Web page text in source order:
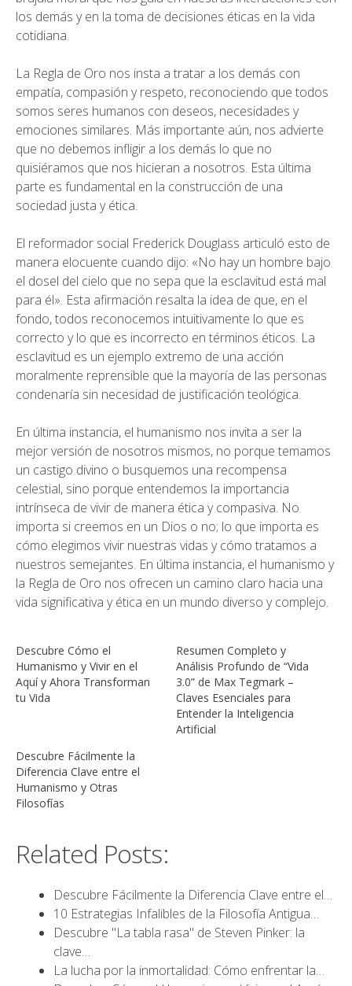
los demás y en la toma de decisiones éticas en la vida
cotidiana.
La Regla de Oro nos insta a tratar a los demás con
empatía, compasión y respeto, reconociendo que todos
somos seres humanos con deseos, necesidades y
emociones similares. Más importante aún, nos advierte
que no debemos infligir a los demás lo que no
quisiéramos que nos hicieran a nosotros. Esta última
parte es fundamental en la construcción de una
sociedad justa y ética.
El reformador social Frederick Douglass articuló esto de
manera elocuente cuando dijo: «No hay un hombre bajo
el dosel del cielo que no sepa que la esclavitud está mal
para él». Esta afirmación resalta la idea de que, en el
fondo, todos reconocemos intuitivamente lo que es
correcto y lo que es incorrecto en términos éticos. La
esclavitud es un ejemplo extremo de una acción
moralmente reprensible que la mayoría de las personas
condenaría sin necesidad de justificación teológica.
En última instancia, el humanismo nos invita a ser la
mejor versión de nosotros mismos, no porque temamos
un castigo divino o busquemos una recompensa
celestial, sino porque entendemos la importancia
intrínseca de vivir de manera ética y compasiva. No
importa si creemos en un Dios o no; lo que importa es
cómo elegimos vivir nuestras vidas y cómo tratamos a
nuestros semejantes. En última instancia, el humanismo y
la Regla de Oro nos ofrecen un camino claro hacia una
vida significativa y ética en un mundo diverso y complejo.
Descubre Cómo el
Humanismo y Vivir en el
Aquí y Ahora Transforman
tu Vida
Resumen Completo y
Análisis Profundo de “Vida
3.0” de Max Tegmark –
Claves Esenciales para
Entender la Inteligencia
Artificial
Descubre Fácilmente la
Diferencia Clave entre el
Humanismo y Otras
Filosofías
Related Posts:
Descubre Fácilmente la Diferencia Clave entre el…
10 Estrategias Infalibles de la Filosofía Antigua…
Descubre "La tabla rasa" de Steven Pinker: la
clave…
La lucha por la inmortalidad: Cómo enfrentar la…